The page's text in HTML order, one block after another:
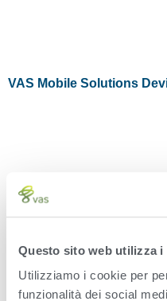
Questo sito web utilizza i
Utilizziamo i cookie per
funzionalità dei social
VAS Mobile Solutions
HERD
VAS PULSE Platform